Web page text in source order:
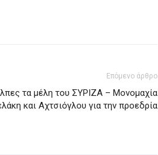
Επόμενο άρθρο
τα μέλη του ΣΥΡΙΖΑ – Μονομαχία
και Αχτσιόγλου για την προεδρία